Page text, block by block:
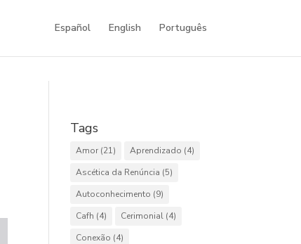
Español English Português
Tags
Amor (21) Aprendizado (4)
Ascética da Renúncia (5)
Autoconhecimento (9)
Cafh (4) Cerimonial (4)
Conexão (4)